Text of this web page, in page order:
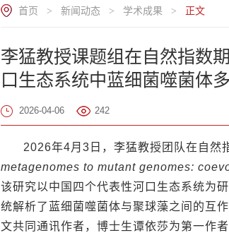
首页 > 新闻动态 > 学术成果 > 正文
李猛教授课题组在自然指数
口生态系统中蓝细菌噬菌体
2026-04-06 242
2026年4月3日，李猛教授团队在自
metagenomes to mutant genomes:
该研究以中国四个代表性河口生态系统为
统解析了蓝细菌噬菌体与聚球藻之间的互
文共同通讯作者，博士生谭依莎为第一作